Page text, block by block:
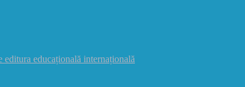
educațională internațională